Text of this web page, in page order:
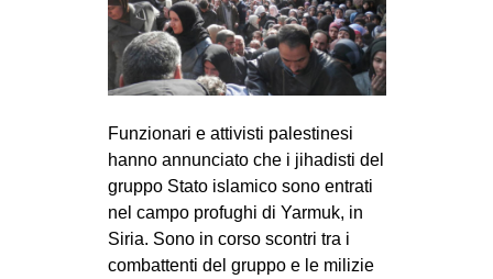
RECENSIONI
INTERNAZIONALE
AMERICHE
ESTREMO ORIENTE
EUROPA
MEDIO ORIENTE
Funzionari e attivisti palestinesi
hanno annunciato che i jihadisti del
gruppo Stato islamico sono entrati
nel campo profughi di Yarmuk, in
Siria. Sono in corso scontri tra i
combattenti del gruppo e le milizie